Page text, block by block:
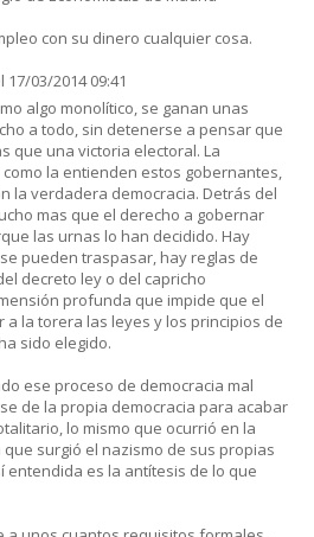
con su dinero cualquier cosa.
17/03/2014 09:41
algo monolítico, se ganan unas
a todo, sin detenerse a pensar que
que una victoria electoral. La
la entienden estos gobernantes,
la verdadera democracia. Detrás del
mas que el derecho a gobernar
las urnas lo han decidido. Hay
pueden traspasar, hay reglas de
decreto ley o del capricho
profunda que impide que el
la torera las leyes y los principios de
sido elegido.
ese proceso de democracia mal
de la propia democracia para acabar
lo mismo que ocurrió en la
surgió el nazismo de sus propias
entendida es la antítesis de lo que